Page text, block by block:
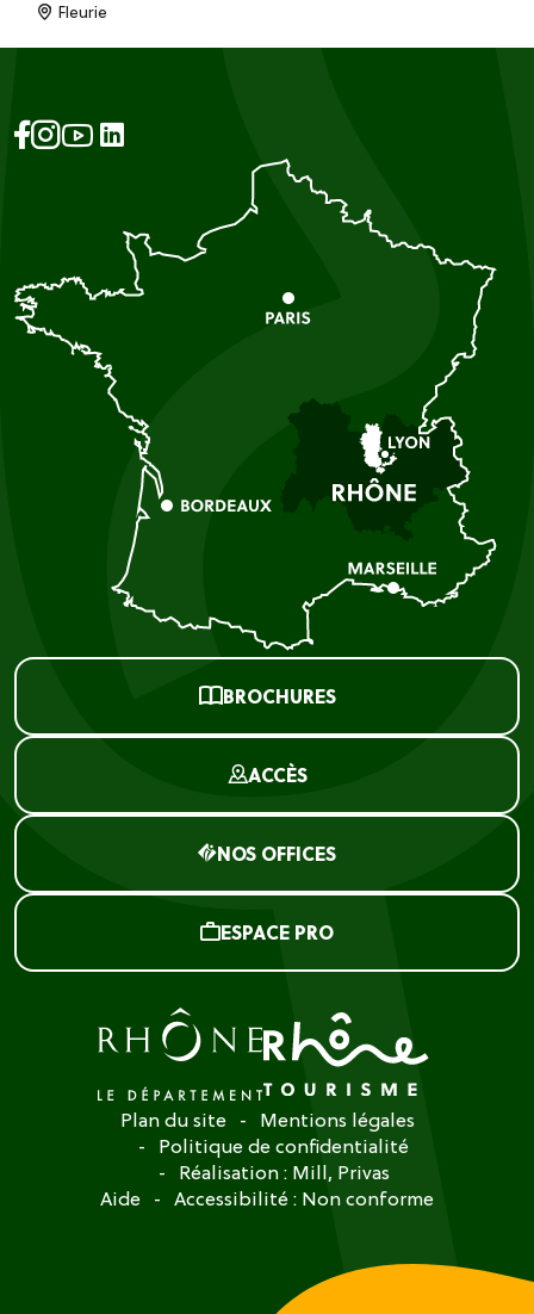
Fleurie
BROCHURES
ACCÈS
NOS OFFICES
ESPACE PRO
Plan du site
Mentions légales
Politique de confidentialité
Réalisation : Mill, Privas
Aide
Accessibilité : Non conforme